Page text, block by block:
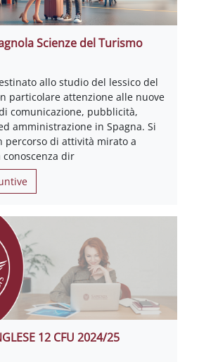
Scienze del Turismo
allo studio del lessico del
particolare attenzione alle nuove
comunicazione, pubblicità,
amministrazione in Spagna. Si
percorso di attività mirato a
dir
12 CFU 2024/25